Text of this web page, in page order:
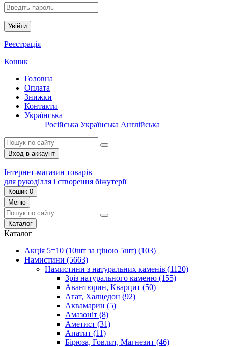
Увійти
Реєстрація
Кошик
Головна
Оплата
Знижки
Контакти
Українська
Російська Українська Англійська
Вход в аккаунт
Інтернет-магазин товарів
для рукоділля і створення біжутерії
Кошик 0
Меню
Каталог
Каталог
Акція 5=10 (10шт за ціною 5шт) (103)
Намистини (5663)
Намистини з натуральних каменів (1120)
Зріз натурального каменю (155)
Авантюрин, Кварцит (50)
Агат, Халцедон (92)
Аквамарин (5)
Амазоніт (8)
Аметист (31)
Апатит (11)
Бірюза, Говлит, Магнезит (46)